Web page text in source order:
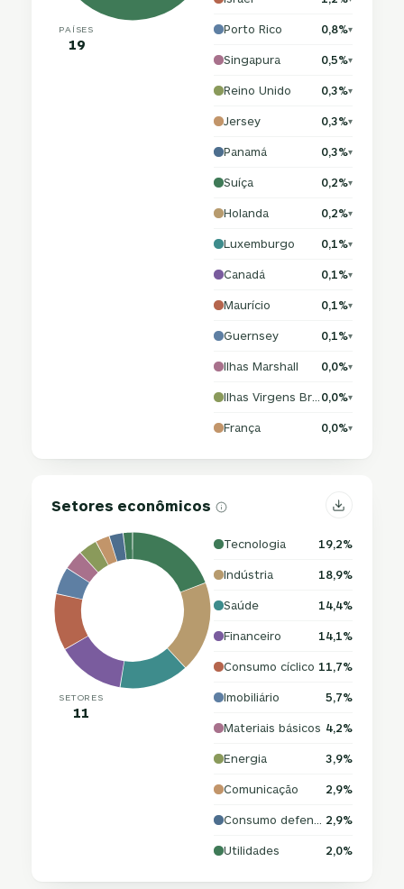
PAÍSES
19
Porto Rico 0,8%▾
Singapura 0,5%▾
Reino Unido 0,3%▾
Jersey 0,3%▾
Panamá 0,3%▾
Suíça 0,2%▾
Holanda 0,2%▾
Luxemburgo 0,1%▾
Canadá 0,1%▾
Maurício 0,1%▾
Guernsey 0,1%▾
Ilhas Marshall 0,0%▾
0,0%▾
França 0,0%▾
Setores econômicos
SETORES
11
Tecnologia 19,2%
Indústria 18,9%
Saúde 14,4%
Financeiro 14,1%
Consumo cíclico 11,7%
Imobiliário 5,7%
Materiais básicos 4,2%
Energia 3,9%
Comunicação 2,9%
2,9%
Utilidades 2,0%